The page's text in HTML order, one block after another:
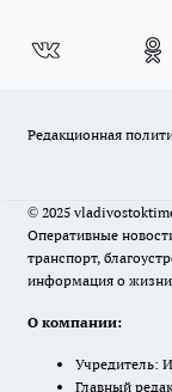
Редакционная
© 2025
Оперативные
транспорт,
информация о жизни
О компании:
Учредитель:
Главный